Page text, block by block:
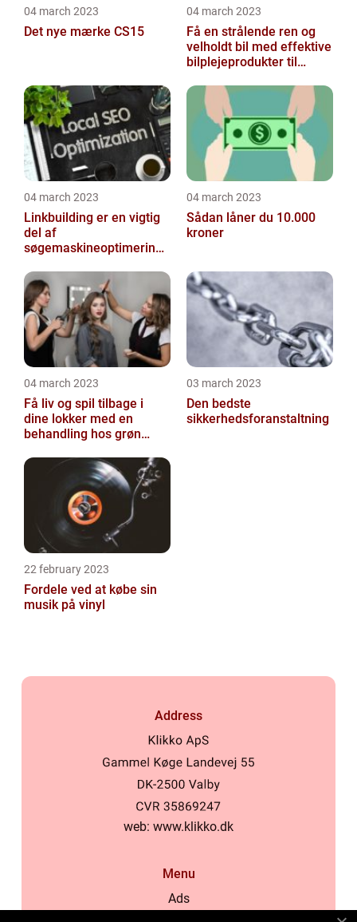
04 march 2023
Det nye mærke CS15
04 march 2023
Få en strålende ren og
velholdt bil med effektive
bilplejeprodukter til
04 march 2023
Linkbuilding er en vigtig
del af
søgemaskineoptimeringe
04 march 2023
Sådan låner du 10.000
kroner
04 march 2023
Få liv og spil tilbage i
dine lokker med en
behandling hos grøn
03 march 2023
Den bedste
sikkerhedsforanstaltning
22 february 2023
Fordele ved at købe sin
musik på vinyl
Address
web: www.klikko.dk
Menu
Ads